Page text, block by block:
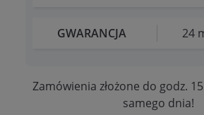
GWARANCJA 24
Zamówienia złożone do godz.
samego dnia!